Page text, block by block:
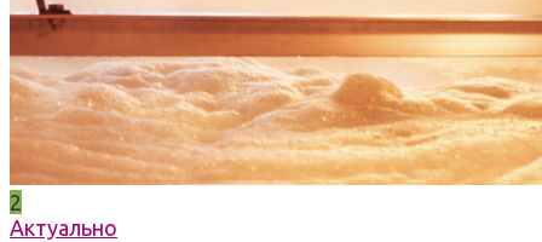
2
Актуально